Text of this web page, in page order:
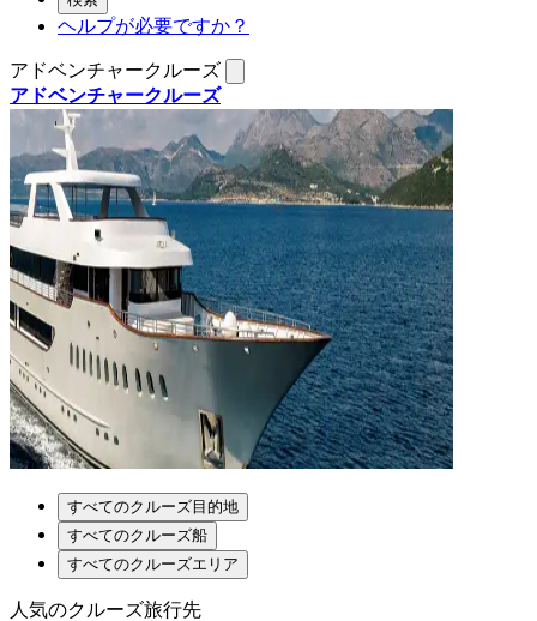
ヘルプが必要ですか？
アドベンチャークルーズ
アドベンチャークルーズ
すべてのクルーズ目的地
すべてのクルーズ船
すべてのクルーズエリア
人気のクルーズ旅行先